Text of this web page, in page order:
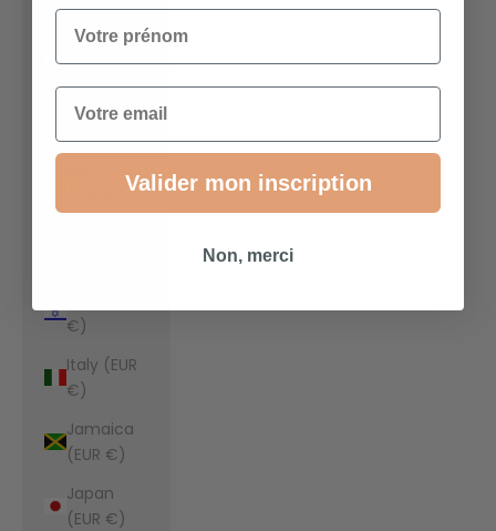
Indonesia
(EUR €)
Iraq (EUR
€)
Italy (EUR
€)
Jamaica
(EUR €)
Japan
(EUR €)
Votre prénom
Email
Valider mon inscription
Non, merci